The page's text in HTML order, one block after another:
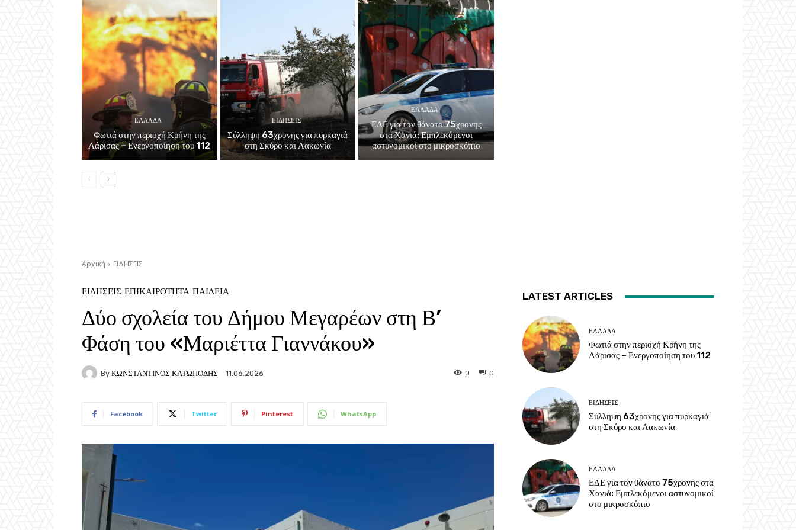
ΕΛΛΑΔΑ
Φωτιά στην περιοχή Κρήνη της
Λάρισας – Ενεργοποίηση του 112
ΕΙΔΗΣΕΙΣ
Σύλληψη 63χρονης για πυρκαγιά
στη Σκύρο και Λακωνία
ΕΛΛΑΔΑ
ΕΔΕ για τον θάνατο 75χρονης
στα Χανιά: Εμπλεκόμενοι
αστυνομικοί στο μικροσκόπιο